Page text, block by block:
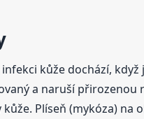
infekci kůže dochází,
a naruší přirozenou
Plíseň (mykóza) na